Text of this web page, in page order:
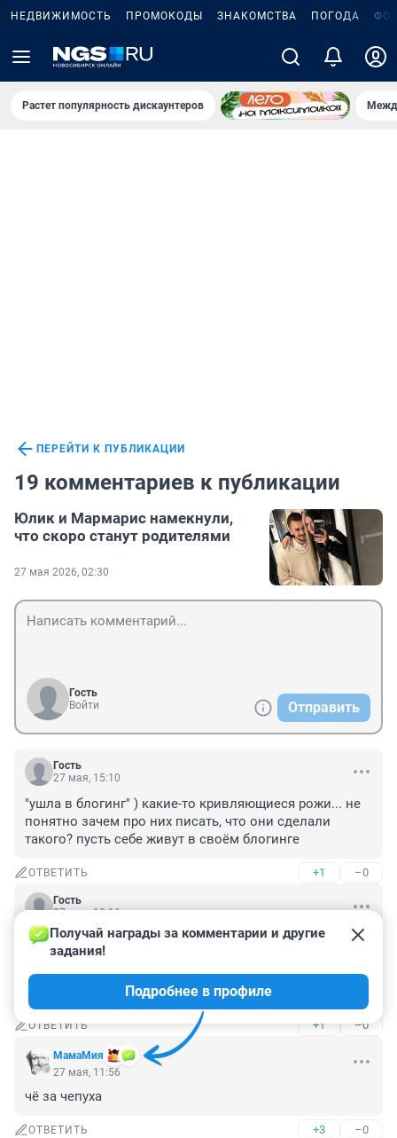
НЕДВИЖИМОСТЬ ПРОМОКОДЫ ЗНАКОМСТВА ПОГОДА
Растет популярность дискаунтеров
ПЕРЕЙТИ К ПУБЛИКАЦИИ
19 комментариев к публикации
Юлик и Мармарис намекнули,
что скоро станут родителями
27 мая 2026, 02:30
Гость
Войти
Отправить
Гость
27 мая, 15:10
"ушла в блогинг" ) какие-то кривляющиеся рожи... не
понятно зачем про них писать, что они сделали
такого? пусть себе живут в своём блогинге
ОТВЕТИТЬ +1 –0
Гость
27 мая, 12:16
Задаются вопросом - куда я пропала... Да плевать
всем с высокой колокольни! Ты вообще кто?
Кривляка лифтовая. Господи, куда катимся... Донный
уровень все ниже!
ОТВЕТИТЬ +1 –0
МамаМия
Получай награды за комментарии и другие
задания!
Подробнее в профиле
27 мая, 11:56
чё за чепуха
ОТВЕТИТЬ +3 –0